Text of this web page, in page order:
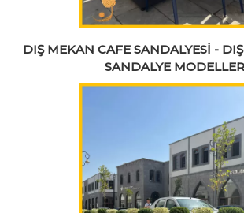
DIŞ MEKAN CAFE SANDALYESİ -
SANDALYE